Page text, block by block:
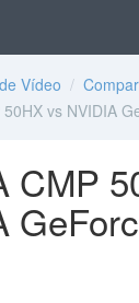
Vídeo /
vs NVIDIA
CMP